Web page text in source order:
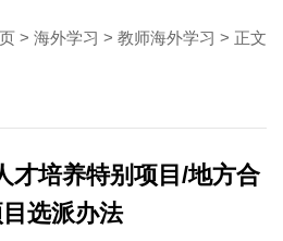
> 海外学习 > 教师海外学习 > 正文
才培养特别项目/地方合
选派办法